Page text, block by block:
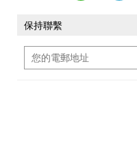
保持聯繫